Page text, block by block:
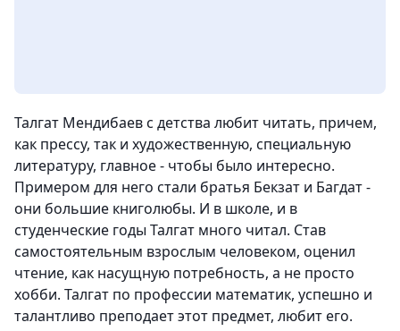
Талгат Мендибаев с детства любит читать, причем,
как прессу, так и художественную, специальную
литературу, главное - чтобы было интересно.
Примером для него стали братья Бекзат и Багдат -
они большие книголюбы. И в школе, и в
студенческие годы Талгат много читал. Став
самостоятельным взрослым человеком, оценил
чтение, как насущную потребность, а не просто
хобби. Талгат по профессии математик, успешно и
талантливо преподает этот предмет, любит его.